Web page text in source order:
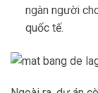
ngàn người
quốc tế.